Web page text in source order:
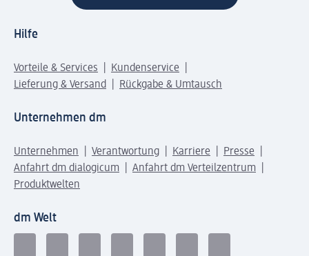
Hilfe
Vorteile & Services
Kundenservice
Lieferung & Versand
Rückgabe & Umtausch
Unternehmen dm
Unternehmen Verantwortung Karriere
Presse
Anfahrt dm dialogicum
Anfahrt dm Verteilzentrum
Produktwelten
dm Welt